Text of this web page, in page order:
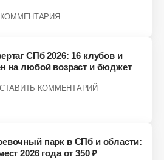
КОММЕНТАРИЯ
СПб 2026: 16 клубов и
на любой возраст и бюджет
КОММЕНТАРИЙ
парк в СПб и области:
2026 года от 350 ₽